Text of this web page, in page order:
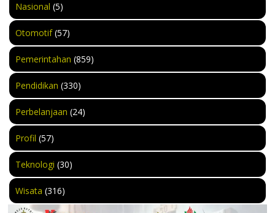
Nasional (5)
Otomotif(57)
Pemerintahan (859)
Pendidikan (330)
Perbelanjaan (24)
Profil (57)
Teknologi (30)
Wisata (316)